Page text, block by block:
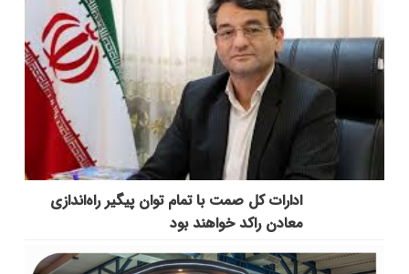
ادارات کل صمت با تمام توان پیگیر راه‌اندازی
معادن راکد خواهند بود